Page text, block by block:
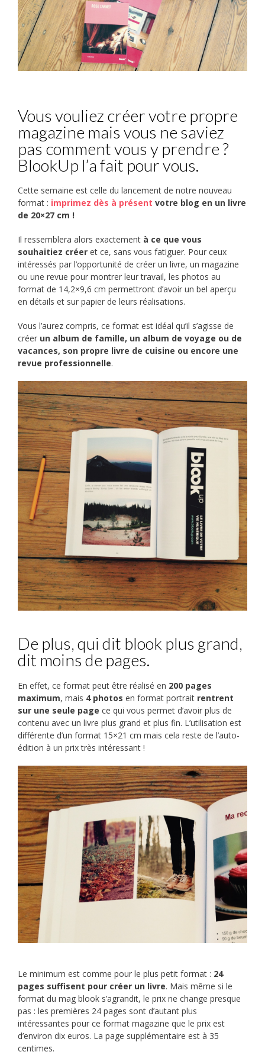
Vous vouliez créer votre propre
magazine mais vous ne saviez
pas comment vous y prendre ?
BlookUp l’a fait pour vous.
Cette semaine est celle du lancement de notre nouveau
format : imprimez dès à présent votre blog en un livre
de 20×27 cm !
Il ressemblera alors exactement à ce que vous
souhaitiez créer et ce, sans vous fatiguer. Pour ceux
intéressés par l’opportunité de créer un livre, un magazine
ou une revue pour montrer leur travail, les photos au
format de 14,2×9,6 cm permettront d’avoir un bel aperçu
en détails et sur papier de leurs réalisations.
Vous l’aurez compris, ce format est idéal qu’il s’agisse de
créer un album de famille, un album de voyage ou de
vacances, son propre livre de cuisine ou encore une
revue professionnelle.
De plus, qui dit blook plus grand,
dit moins de pages.
En effet, ce format peut être réalisé en 200 pages
maximum, mais 4 photos en format portrait rentrent
sur une seule page ce qui vous permet d’avoir plus de
contenu avec un livre plus grand et plus fin. L’utilisation est
différente d’un format 15×21 cm mais cela reste de l’auto-
édition à un prix très intéressant !
Le minimum est comme pour le plus petit format : 24
pages suffisent pour créer un livre. Mais même si le
format du mag blook s’agrandit, le prix ne change presque
pas : les premières 24 pages sont d’autant plus
intéressantes pour ce format magazine que le prix est
d’environ dix euros. La page supplémentaire est à 35
centimes.